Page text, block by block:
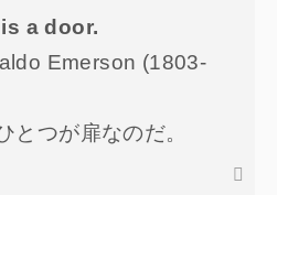
a door.
Emerson (1803-
とつが扉なのだ。